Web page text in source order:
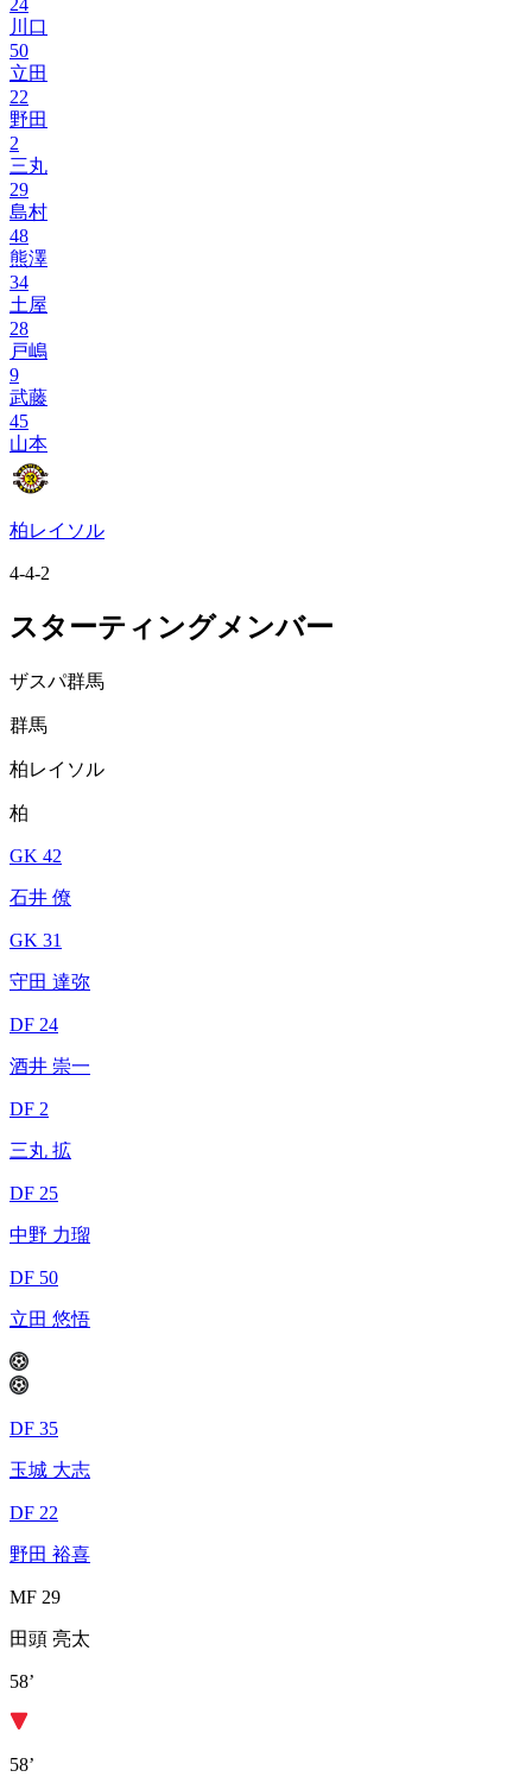
川口
50
立田
22
野田
2
三丸
29
島村
48
熊澤
34
土屋
28
戸嶋
9
武藤
45
山本
柏レイソル
4-4-2
スターティングメンバー
ザスパ群馬
群馬
柏レイソル
柏
GK 42
石井 僚
GK 31
守田 達弥
DF 24
酒井 崇一
DF 2
三丸 拡
DF 25
中野 力瑠
DF 50
立田 悠悟
DF 35
玉城 大志
DF 22
野田 裕喜
MF 29
田頭 亮太
58’
58’